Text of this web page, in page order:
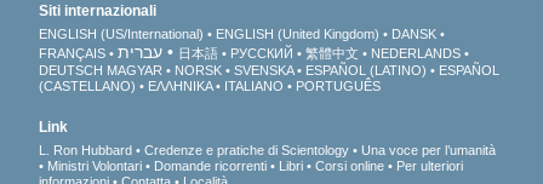
Siti internazionali
ENGLISH (US/International) ENGLISH (United Kingdom)
DANSK
FRANÇAIS
עברית 日本語 РУССКИЙ 繁體中文
NEDERLANDS
DEUTSCH MAGYAR NORSK SVENSKA ESPAÑOL (LATINO)
ESPAÑOL
(CASTELLANO)
ΕΛΛΗΝΙΚA ITALIANO PORTUGUÊS
Link
L. Ron Hubbard Credenze e pratiche di Scientology
Una voce per l’umanità
Ministri Volontari
Domande ricorrenti Libri Corsi online
Per ulteriori